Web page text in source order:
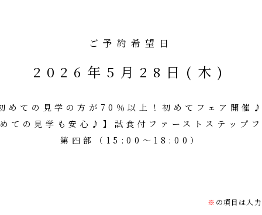
ご予約希望日
2026年5月28日(木)
めての見学の方が70％以上！初めてフェア開催♪
ての見学も安心♪】試食付ファーストステップフ
第四部（15:00～18:00）
※ の項目は入